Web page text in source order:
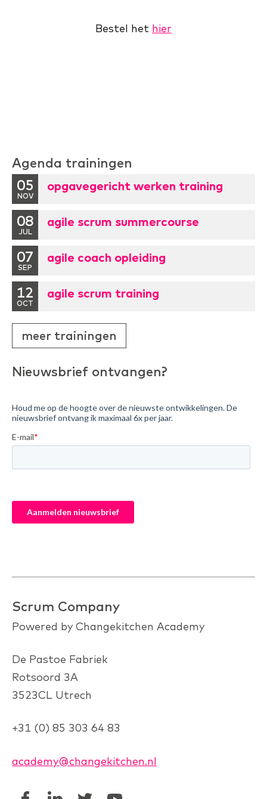
Bestel het hier
Agenda trainingen
05
NOV
opgavegericht werken training
08
JUL
agile scrum summercourse
07
SEP
agile coach opleiding
12
OCT
agile scrum training
meer trainingen
Nieuwsbrief ontvangen?
Scrum Company
Powered by Changekitchen Academy
De Pastoe Fabriek
Rotsoord 3A
3523CL Utrech
+31 (0) 85 303 64 83
academy@changekitchen.nl